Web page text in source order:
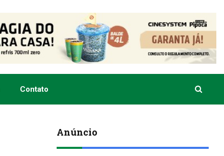
Contato
Anúncio